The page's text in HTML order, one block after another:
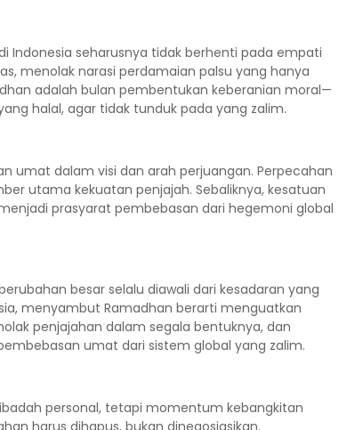
Indonesia seharusnya tidak berhenti pada empati
menolak narasi perdamaian palsu yang hanya
adalah bulan pembentukan keberanian moral—
halal, agar tidak tunduk pada yang zalim.
umat dalam visi dan arah perjuangan. Perpecahan
utama kekuatan penjajah. Sebaliknya, kesatuan
prasyarat pembebasan dari hegemoni global
besar selalu diawali dari kesadaran yang
menyambut Ramadhan berarti menguatkan
penjajahan dalam segala bentuknya, dan
umat dari sistem global yang zalim.
personal, tetapi momentum kebangkitan
harus dihapus, bukan dinegosiasikan.